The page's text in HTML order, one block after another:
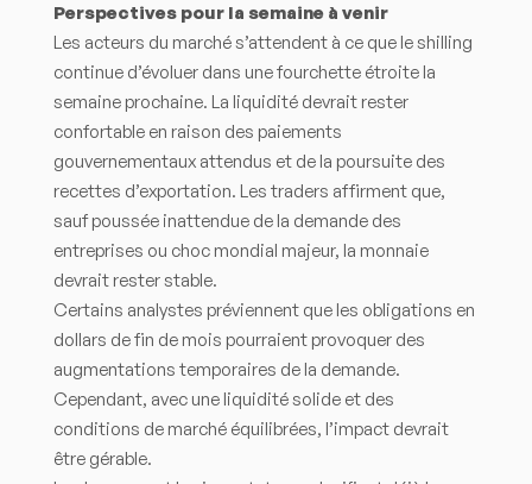
Perspectives pour la semaine à venir
Les acteurs du marché s’attendent à ce que le shilling
continue d’évoluer dans une fourchette étroite la
semaine prochaine. La liquidité devrait rester
confortable en raison des paiements
gouvernementaux attendus et de la poursuite des
recettes d’exportation. Les traders affirment que,
sauf poussée inattendue de la demande des
entreprises ou choc mondial majeur, la monnaie
devrait rester stable.
Certains analystes préviennent que les obligations en
dollars de fin de mois pourraient provoquer des
augmentations temporaires de la demande.
Cependant, avec une liquidité solide et des
conditions de marché équilibrées, l’impact devrait
être gérable.